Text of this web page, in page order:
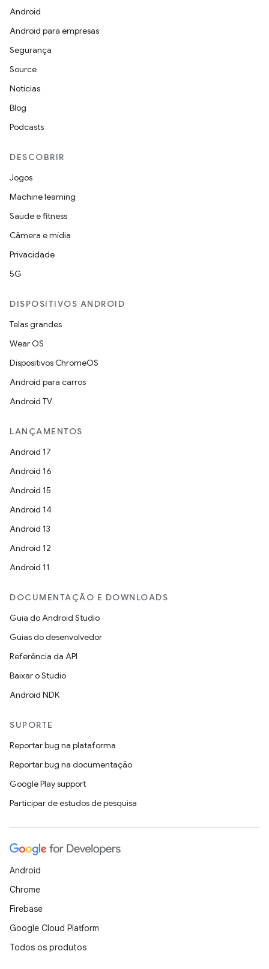
Android
Android para empresas
Segurança
Source
Notícias
Blog
Podcasts
DESCOBRIR
Jogos
Machine learning
Saúde e fitness
Câmera e mídia
Privacidade
5G
DISPOSITIVOS ANDROID
Telas grandes
Wear OS
Dispositivos ChromeOS
Android para carros
Android TV
LANÇAMENTOS
Android 17
Android 16
Android 15
Android 14
Android 13
Android 12
Android 11
DOCUMENTAÇÃO E DOWNLOADS
Guia do Android Studio
Guias do desenvolvedor
Referência da API
Baixar o Studio
Android NDK
SUPORTE
Reportar bug na plataforma
Reportar bug na documentação
Google Play support
Participar de estudos de pesquisa
Android
Chrome
Firebase
Google Cloud Platform
Todos os produtos